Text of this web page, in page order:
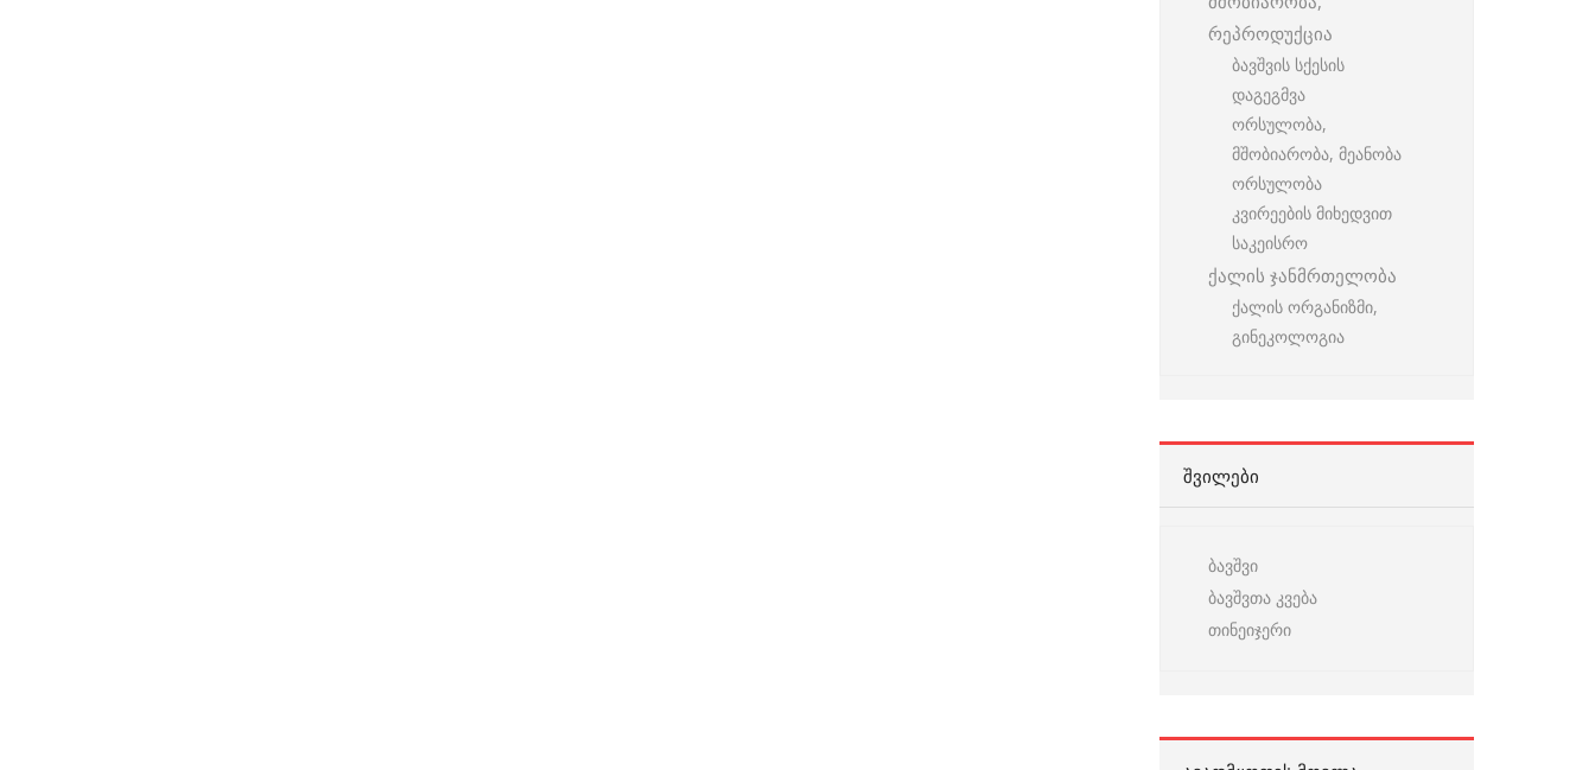
რეპროდუქცია
ბავშვის სქესის
დაგეგმვა
ორსულობა,
მშობიარობა, მეანობა
ორსულობა
კვირეების მიხედვით
საკეისრო
ქალის ჯანმრთელობა
ქალის ორგანიზმი,
გინეკოლოგია
ᲨᲕᲘᲚᲔᲑᲘ
ბავშვი
ბავშვთა კვება
თინეიჯერი